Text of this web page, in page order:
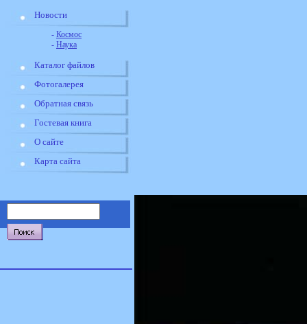
Новости
- Космос
- Наука
Каталог файлов
Фотогалерея
Обратная связь
Гостевая книга
О сайте
Карта сайта